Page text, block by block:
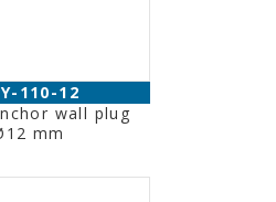
110-12
wall plug
mm